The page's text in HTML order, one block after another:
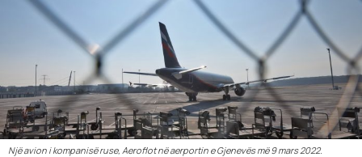
Sport
Pikëpamje
Art Jete
Kulturë
Një avion i kompanisë ruse, Aeroflot në aerportin e Gjenevës më 9 mars 2022.